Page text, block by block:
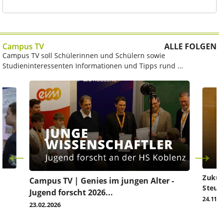
Campus TV ALLE FOLGEN
Campus TV soll Schülerinnen und Schülern sowie
Studieninteressenten Informationen und Tipps rund ...
Campus TV | Genies im jungen Alter -
Jugend forscht 2026...
23.02.2026